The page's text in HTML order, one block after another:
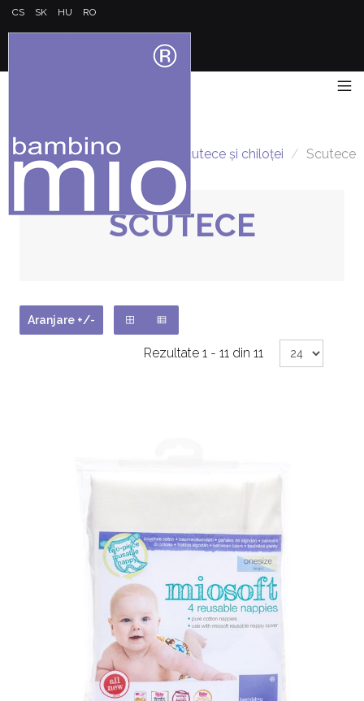
CS SK HU RO
Acasă Scutece și chiloței / Scutece
SCUTECE
Aranjare +/-
Rezultate 1 - 11 din 11